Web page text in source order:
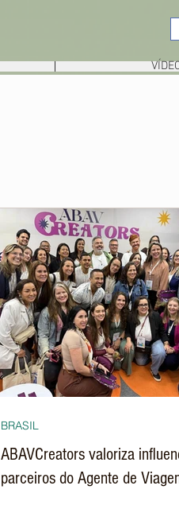
ABAVCreators valoriza
parceiros do Agente de
BRASIL